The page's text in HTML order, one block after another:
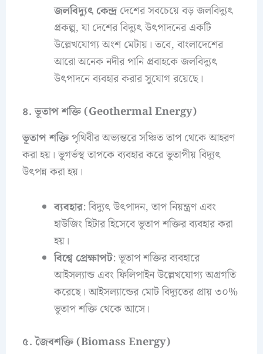
জলবিদ্যুৎ কেন্দ্রদেশের সবচেয়ে বড় জলবিদ্যুৎ
প্রকল্প, যা দেশের বিদ্যুৎ উৎপাদনের একটি
উল্লেখযোগ্য অংশ মেটায়। তবে, বাংলাদেশের
আরো অনেক নদীর পানি প্রবাহকে জলবিদ্যুৎ
উৎপাদনে ব্যবহার করার সুযোগ রয়েছে।
৪. ভূতাপ শক্তি (Geothermal Energy)
ভূতাপ শক্তিপৃথিবীর অভ্যন্তরে সঞ্চিত তাপ থেকে আহরণ
করা হয়। ভূগর্ভস্থ তাপকে ব্যবহার করে ভূতাপীয় বিদ্যুৎ
উৎপন্ন করা হয়।
ব্যবহার: বিদ্যুৎ উৎপাদন, তাপ নিয়ন্ত্রণ এবং
হাউজিং হিটার হিসেবে ভূতাপ শক্তির ব্যবহার করা
হয়।
বিশ্বে প্রেক্ষাপট: ভূতাপ শক্তির ব্যবহারে
আইসল্যান্ড এবং ফিলিপাইন উল্লেখযোগ্য অগ্রগতি
করেছে। আইসল্যান্ডের মোট বিদ্যুতের প্রায় ৩০%
ভূতাপ শক্তি থেকে আসে।
৫. জৈবশক্তি (Biomass Energy)